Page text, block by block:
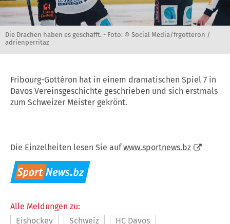
Die Drachen haben es geschafft. - Foto: © Social Media/frgotteron /
adrienperritaz
Fribourg-Gottéron hat in einem dramatischen Spiel 7 in
Davos Vereinsgeschichte geschrieben und sich erstmals
zum Schweizer Meister gekrönt.
Die Einzelheiten lesen Sie aufwww.sportnews.bz
Alle Meldungen zu:
Eishockey
Schweiz
HC Davos